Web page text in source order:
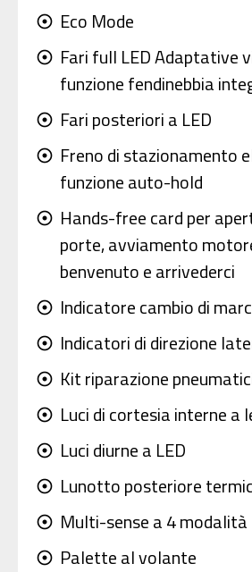
adjust Eco Mode
adjust Fari full LED Adaptative
funzione fendinebbia
adjust Fari posteriori a LED
adjust Freno di stazionamento
funzione auto-hold
adjust Hands-free card per
porte, avviamento
benvenuto e arrivederci
adjust Indicatore cambio di
adjust Indicatori di direzione
adjust Kit riparazione
adjust Luci di cortesia interne a
adjust Luci diurne a LED
adjust Lunotto posteriore
adjust Multi-sense a 4 modalità
adjust Palette al volante